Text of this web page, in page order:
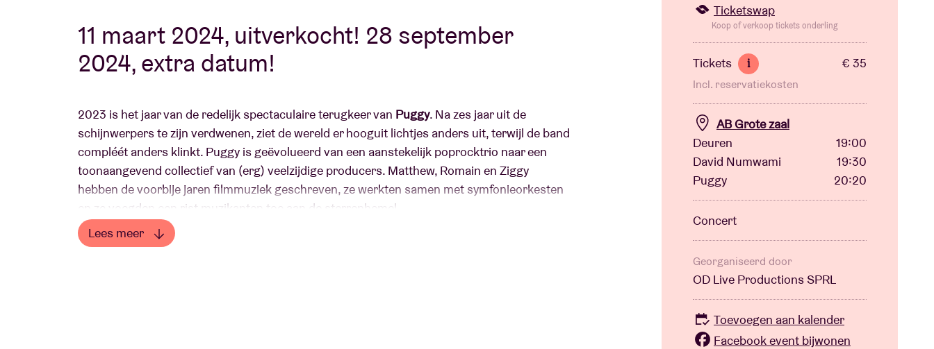
Bezoekersinfo
AB ❤ you
Over AB
11 maart 2024, uitverkocht! 28 september
2024, extra datum!
2023 is het jaar van de redelijk spectaculaire terugkeer van Puggy. Na zes jaar uit de
schijnwerpers te zijn verdwenen, ziet de wereld er hooguit lichtjes anders uit, terwijl de band
compléét anders klinkt. Puggy is geëvolueerd van een aanstekelijk poprocktrio naar een
toonaangevend collectief van (erg) veelzijdige producers. Matthew, Romain en Ziggy
hebben de voorbije jaren filmmuziek geschreven, ze werkten samen met symfonieorkesten
en ze voegden een rist muzikanten toe aan de sterrenhemel.
Het universum van Puggy is uitgebreid door hun artistieke ontmoetingen. De nieuwe
Lees meer
Ticketswap
Koop of verkoop tickets onderling
Tickets i € 35
Incl. reservatiekosten
AB Grote zaal
Deuren
19:00
David Numwami
19:30
Puggy
20:20
Concert
Georganiseerd door
OD Live Productions SPRL
Toevoegen aan kalender
Facebook event bijwonen